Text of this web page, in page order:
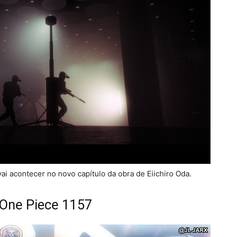
acontecer no novo capítulo da obra de Eiichiro Oda.
Piece 1157